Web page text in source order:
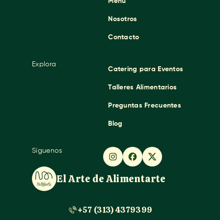
El Arte de Alimentarte
+57 (313) 4379399
Nosotros
Contacto
Explora
Catering para Eventos
Talleres Alimentarios
Preguntas Frecuentes
Blog
Síguenos